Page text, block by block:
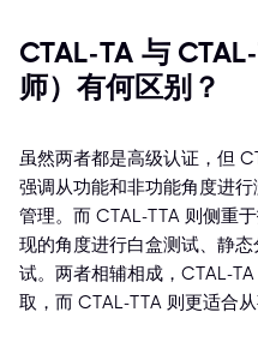
CTAL-TA 与
师）有何区别？
虽然两者都是高级认证，但
强调从功能和非功能角度进
管理。而 CTAL-TTA 则侧重
现的角度进行白盒测试、静
试。两者相辅相成，CTAL-
取，而 CTAL-TTA 则更适合